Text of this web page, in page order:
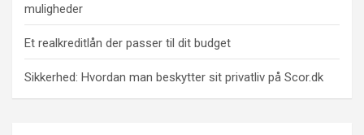
muligheder
Et realkreditlån der passer til dit budget
Sikkerhed: Hvordan man beskytter sit privatliv på Scor.dk